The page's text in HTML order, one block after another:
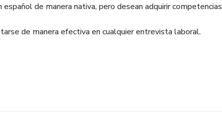
español de manera nativa, pero desean adquirir competencias
de manera efectiva en cualquier entrevista laboral.